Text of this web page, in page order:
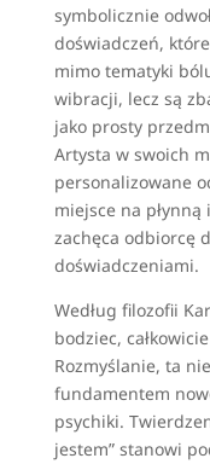
symbolicznie
doświadczeń,
mimo tematyki
wibracji, lecz są
jako prosty
Artysta w swoich
personalizowane
miejsce na
zachęca odbiorcę
doświadczeniami.
Według filozofii
bodziec,
Rozmyślanie, ta
fundamentem
psychiki.
jestem” stanowi